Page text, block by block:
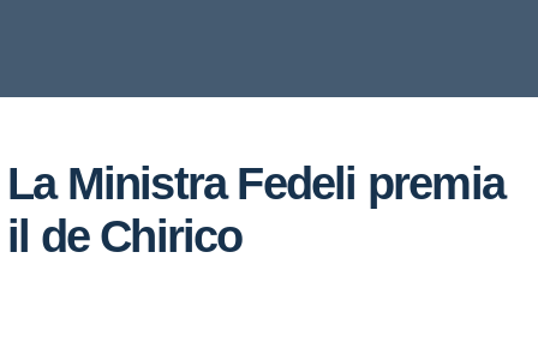
La Ministra Fedeli premia
il de Chirico